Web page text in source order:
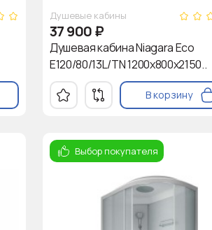
Душевые кабины
37 900₽
Душевая кабина Niagara Eco
E120/80/13L/TN 1200х800х2150..
В корзину
Выбор покупателя